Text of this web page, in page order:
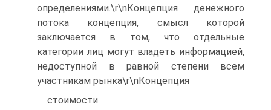
определениями.\r\nКонцепция денежного
потока концепция, смысл которой
заключается в том, что отдельные
категории лиц могут владеть информацией,
недоступной в равной степени всем
участникам рынка\r\nКонцепция
стоимости